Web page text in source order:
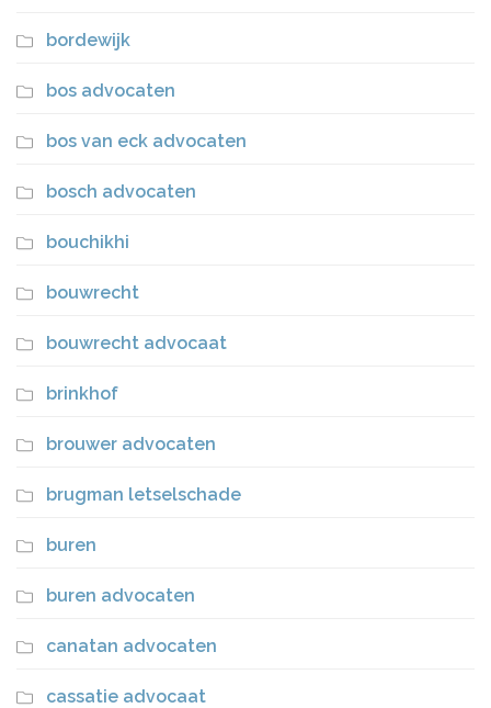
bordewijk
bos advocaten
bos van eck advocaten
bosch advocaten
bouchikhi
bouwrecht
bouwrecht advocaat
brinkhof
brouwer advocaten
brugman letselschade
buren
buren advocaten
canatan advocaten
cassatie advocaat